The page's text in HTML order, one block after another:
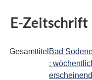
E-Zeitschrift
Gesamttitel Bad
: